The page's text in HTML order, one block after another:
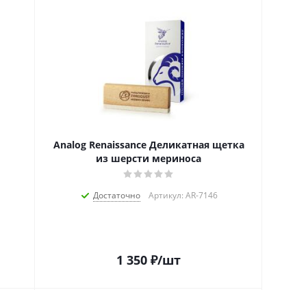
Analog Renaissance Деликатная щетка
из шерсти мериноса
Достаточно Артикул: AR-7146
1 350 ₽/шт